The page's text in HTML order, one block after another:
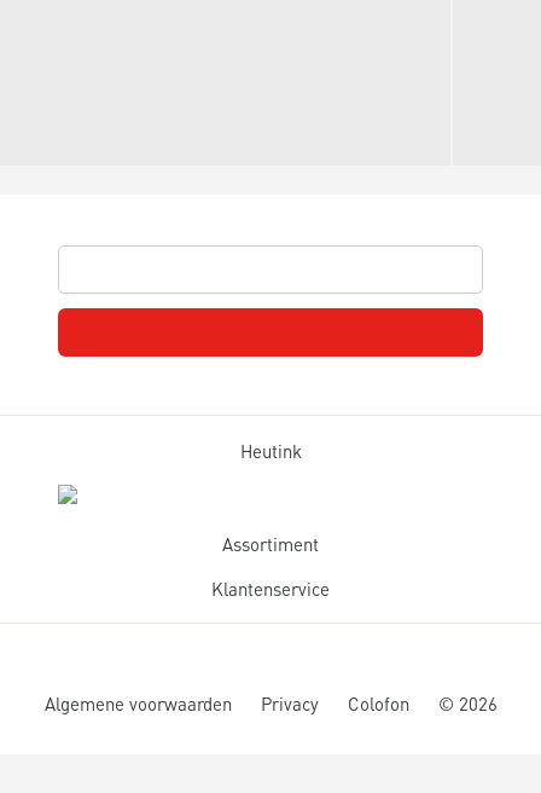
Heutink
Assortiment
Klantenservice
Algemene voorwaarden Privacy Colofon © 2026